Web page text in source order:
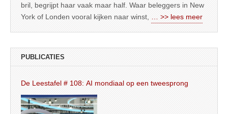
bril, begrijpt haar vaak maar half. Waar beleggers in New
York of Londen vooral kijken naar winst,
… >> lees meer
PUBLICATIES
De Leestafel # 108: AI mondiaal op een tweesprong